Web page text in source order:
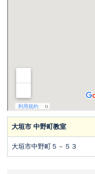
大垣市 中野町教室
大垣市中野町５－５３